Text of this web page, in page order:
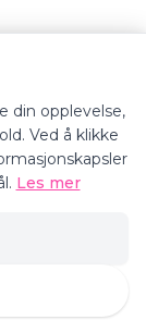
din opplevelse,
Ved å klikke
Les mer